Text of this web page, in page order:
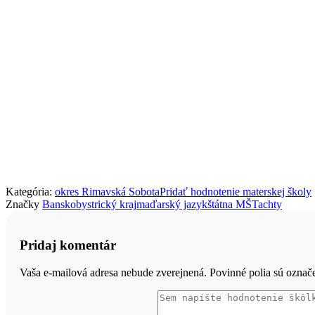
Kategória: okres Rimavská SobotaPridať hodnotenie materskej školy
Značky Banskobystrický krajmaďarský jazykštátna MŠTachty
Pridaj komentár
Vaša e-mailová adresa nebude zverejnená. Povinné polia sú